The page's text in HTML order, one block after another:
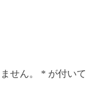
せん。 * が付いて